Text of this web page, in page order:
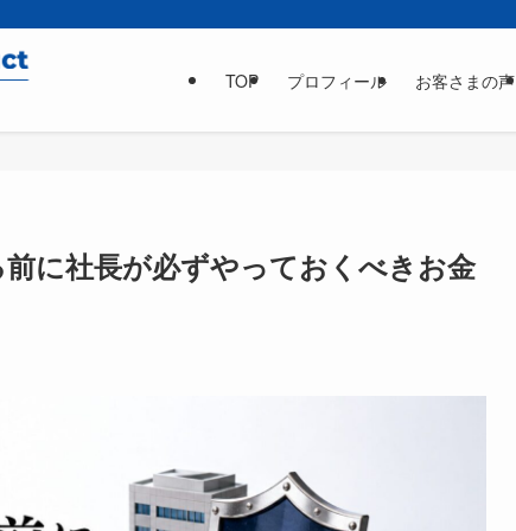
TOP プロフィール お客さまの声
に社長が必ずやっておくべきお金